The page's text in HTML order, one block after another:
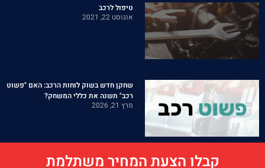
טיפול לרכב
אוגוסט 22, 2021
שחקן חדש בשוק לוחות הרכב: האם "פשוט
רכב" תשנה את כללי המשחק?
מרץ 21, 2026
קבלו הצעת המחיר משתלמת